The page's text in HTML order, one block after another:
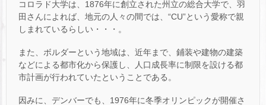
コロラド大学は、1876年に創立された州立の総合大学で、羽
田さんによれば、地元の人々の間では、“CU”という愛称で親
しまれているらしい・・・。
また、ボルダーという地域は、近年まで、鋪装や建物の建築
などによる都市化から保護し、人口成長率に制限を設ける都
市計画が行われていたということである。
因みに、デンバーでも、1976年に冬季オリンピックが開催さ